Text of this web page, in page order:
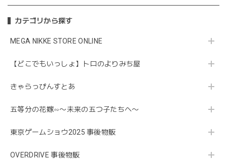
カテゴリから探す
MEGA NIKKE STORE ONLINE
【どこでもいっしょ】トロのよりみち屋
きゃらっぴんすとあ
五等分の花嫁∽〜未来の五つ子たちへ〜
東京ゲームショウ2025 事後物販
OVERDRIVE 事後物販